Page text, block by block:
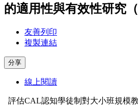
的適用性與有效性研究（
友善列印
複製連結
分享
線上閱讀
評估CAL認知學徒制對大小班規模